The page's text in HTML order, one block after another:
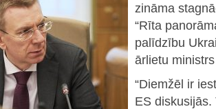
zināma
“Rīta
palīdzību
ārlietu
“Diemžēl ir
ES